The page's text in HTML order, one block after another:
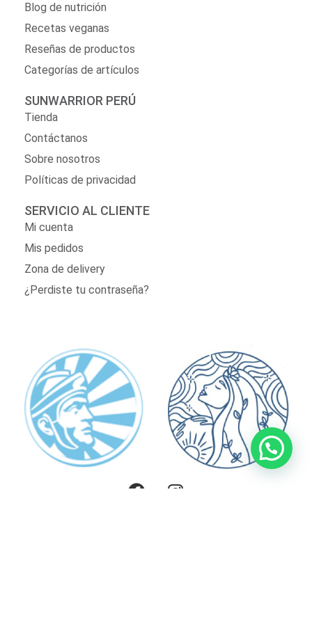
Blog de nutrición
Recetas veganas
Reseñas de productos
Categorías de artículos
SUNWARRIOR PERÚ
Tienda
Contáctanos
Sobre nosotros
Políticas de privacidad
SERVICIO AL CLIENTE
Mi cuenta
Mis pedidos
Zona de delivery
¿Perdiste tu contraseña?